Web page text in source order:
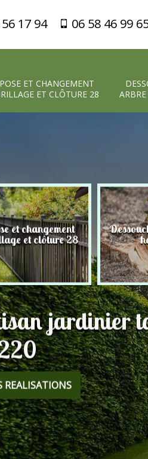
17 94 06 58 46 99
POSE ET CHANGEMENT
ET CLÔTURE 28
et changement
et clôture 28
jardinier
REALISATIONS